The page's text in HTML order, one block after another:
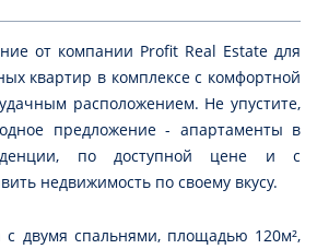
от компании Profit Real Estate для
квартир в комплексе с комфортной
расположением. Не упустите,
предложение - апартаменты в
по доступной цене и с
недвижимость по своему вкусу.
с двумя спальнями, площадью 120м²,